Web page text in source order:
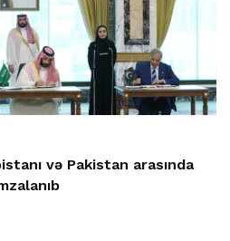
və Pakistan arasında